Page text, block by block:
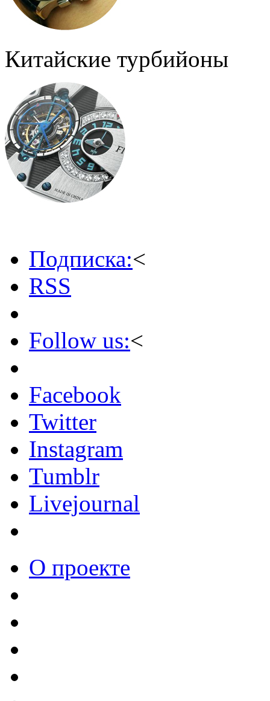
Китайские турбийоны
Подписка:<
RSS
Follow us:<
Facebook
Twitter
Instagram
Tumblr
Livejournal
О проекте